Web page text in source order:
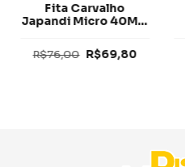
Fita Carvalho
Japandi Micro 40Mm
Tegus
R$76,00 R$69,80